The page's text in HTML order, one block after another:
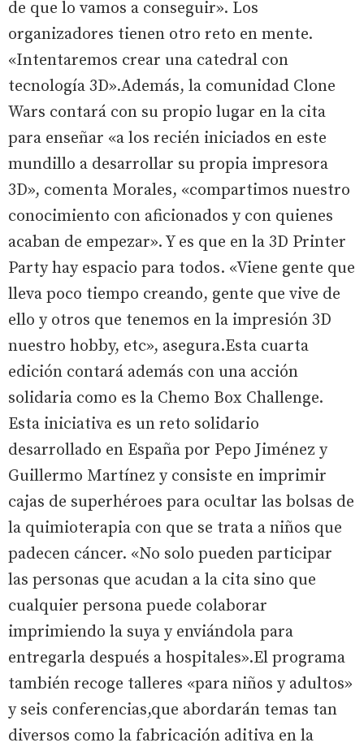
de que lo vamos a conseguir». Los
organizadores tienen otro reto en mente.
«Intentaremos crear una catedral con
tecnología 3D».Además, la comunidad Clone
Wars contará con su propio lugar en la cita
para enseñar «a los recién iniciados en este
mundillo a desarrollar su propia impresora
3D», comenta Morales, «compartimos nuestro
conocimiento con aficionados y con quienes
acaban de empezar». Y es que en la 3D Printer
Party hay espacio para todos. «Viene gente que
lleva poco tiempo creando, gente que vive de
ello y otros que tenemos en la impresión 3D
nuestro hobby, etc», asegura.Esta cuarta
edición contará además con una acción
solidaria como es la Chemo Box Challenge.
Esta iniciativa es un reto solidario
desarrollado en España por Pepo Jiménez y
Guillermo Martínez y consiste en imprimir
cajas de superhéroes para ocultar las bolsas de
la quimioterapia con que se trata a niños que
padecen cáncer. «No solo pueden participar
las personas que acudan a la cita sino que
cualquier persona puede colaborar
imprimiendo la suya y enviándola para
entregarla después a hospitales».El programa
también recoge talleres «para niños y adultos»
y seis conferencias,que abordarán temas tan
diversos como la fabricación aditiva en la